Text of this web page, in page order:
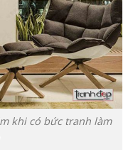
khi có bức tranh làm